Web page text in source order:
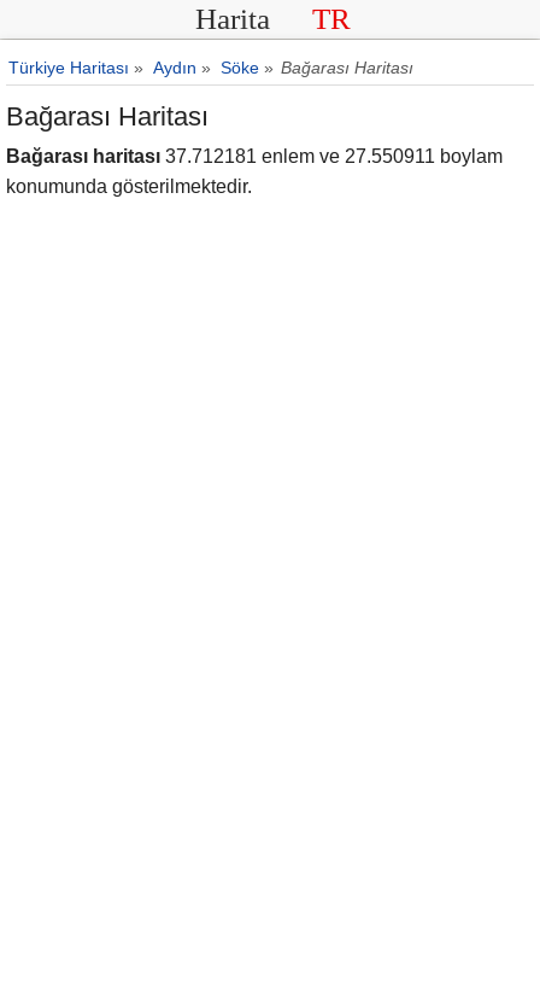
Harita TR
Türkiye Haritası » Aydın » Söke » Bağarası Haritası
Bağarası Haritası
Bağarası haritası 37.712181 enlem ve 27.550911 boylam
konumunda gösterilmektedir.